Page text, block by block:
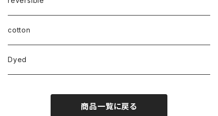
cotton
Dyed
商品一覧に戻る